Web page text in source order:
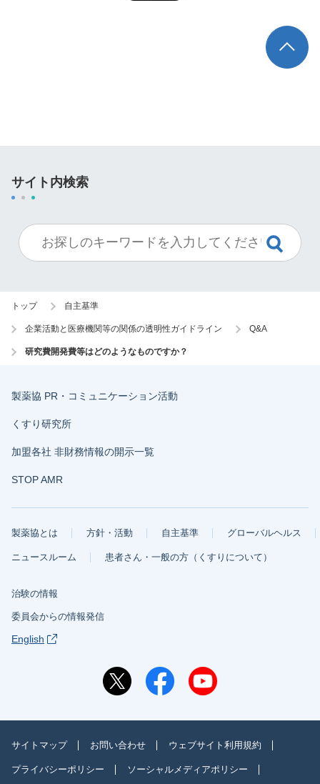
TOP
サイト内検索
トップ 自主基準
企業活動と医療機関等の関係の透明性ガイドライン Q&A
研究費開発費等はどのようなものですか？
製薬協 PR・コミュニケーション活動
くすり研究所
加盟各社 非財務情報の開示一覧
STOP AMR
製薬協とは 方針・活動 自主基準 グローバルヘルス
ニュースルーム 患者さん・一般の方（くすりについて）
治験の情報
委員会からの情報発信
English
サイトマップ お問い合わせ ウェブサイト利用規約
プライバシーポリシー ソーシャルメディアポリシー